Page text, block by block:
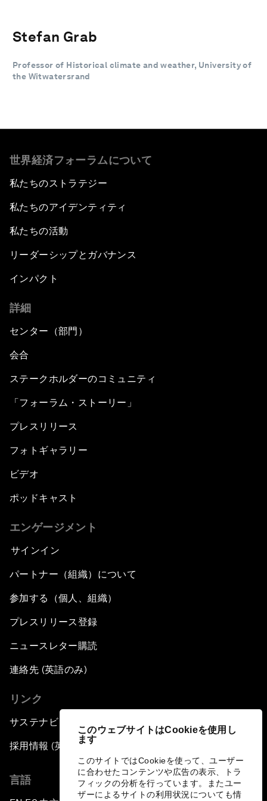
このウェブサイトはCookieを使用し
ます
このサイトではCookieを使って、ユーザー
に合わせたコンテンツや広告の表示、トラ
フィックの分析を行っています。またユー
ザーによるサイトの利用状況についても情
Stefan Grab
Professor of Historical climate and weather, University of
the Witwatersrand
世界経済フォーラムについて
私たちのストラテジー
私たちのアイデンティティ
私たちの活動
リーダーシップとガバナンス
インパクト
詳細
センター（部門）
会合
ステークホルダーのコミュニティ
「フォーラム・ストーリー」
プレスリリース
フォトギャラリー
ビデオ
ポッドキャスト
エンゲージメント
サインイン
パートナー（組織）について
参加する（個人、組織）
プレスリリース登録
ニュースレター購読
連絡先 (英語のみ)
リンク
サステナビリティへの取り組み
採用情報 (英語のみ)
言語